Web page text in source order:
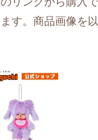
す。商品画像を